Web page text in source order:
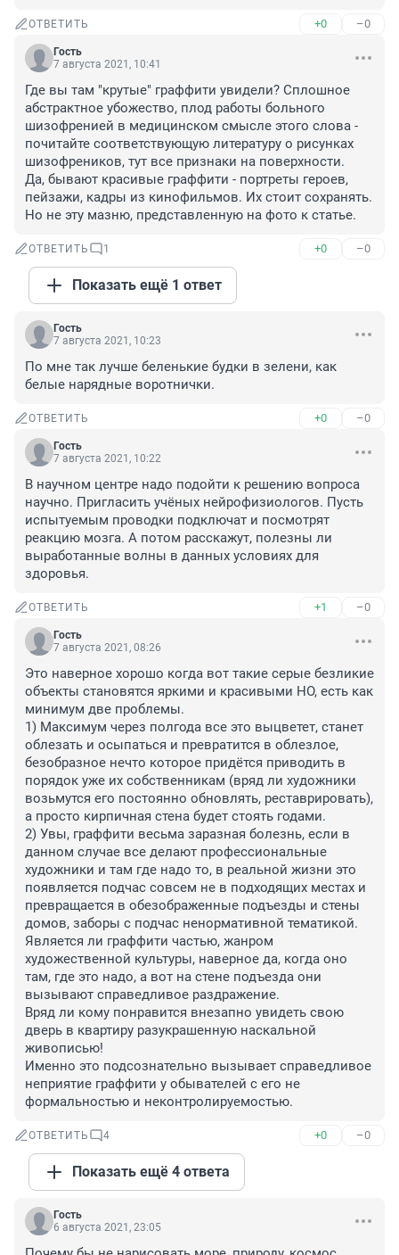
ОТВЕТИТЬ +0 –0
Гость
7 августа 2021, 10:41
Где вы там "крутые" граффити увидели? Сплошное
абстрактное убожество, плод работы больного
шизофренией в медицинском смысле этого слова -
почитайте соответствующую литературу о рисунках
шизофреников, тут все признаки на поверхности.
Да, бывают красивые граффити - портреты героев,
пейзажи, кадры из кинофильмов. Их стоит сохранять.
Но не эту мазню, представленную на фото к статье.
ОТВЕТИТЬ 1 +0 –0
Показать ещё 1 ответ
Гость
7 августа 2021, 10:23
По мне так лучше беленькие будки в зелени, как
белые нарядные воротнички.
ОТВЕТИТЬ +0 –0
Гость
7 августа 2021, 10:22
В научном центре надо подойти к решению вопроса
научно. Пригласить учёных нейрофизиологов. Пусть
испытуемым проводки подключат и посмотрят
реакцию мозга. А потом расскажут, полезны ли
выработанные волны в данных условиях для
здоровья.
ОТВЕТИТЬ +1 –0
Гость
7 августа 2021, 08:26
Это наверное хорошо когда вот такие серые безликие
объекты становятся яркими и красивыми НО, есть как
минимум две проблемы.
1) Максимум через полгода все это выцветет, станет
облезать и осыпаться и превратится в облезлое,
безобразное нечто которое придётся приводить в
порядок уже их собственникам (вряд ли художники
возьмутся его постоянно обновлять, реставрировать),
а просто кирпичная стена будет стоять годами.
2) Увы, граффити весьма заразная болезнь, если в
данном случае все делают профессиональные
художники и там где надо то, в реальной жизни это
появляется подчас совсем не в подходящих местах и
превращается в обезображенные подъезды и стены
домов, заборы с подчас ненормативной тематикой.
Является ли граффити частью, жанром
художественной культуры, наверное да, когда оно
там, где это надо, а вот на стене подъезда они
вызывают справедливое раздражение.
Вряд ли кому понравится внезапно увидеть свою
дверь в квартиру разукрашенную наскальной
живописью!
Именно это подсознательно вызывает справедливое
неприятие граффити у обывателей с его не
формальностью и неконтролируемостью.
ОТВЕТИТЬ 4 +0 –0
Показать ещё 4 ответа
Гость
6 августа 2021, 23:05